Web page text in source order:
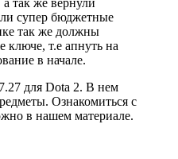
супер бюджетные
так же должны
ключе, т.е апнуть на
в начале.
для Dota 2. В нем
Ознакомиться с
в нашем материале.